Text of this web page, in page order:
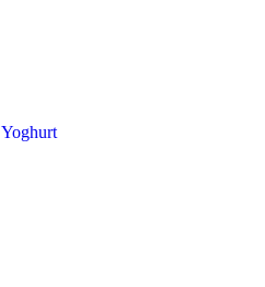
Yoghurt